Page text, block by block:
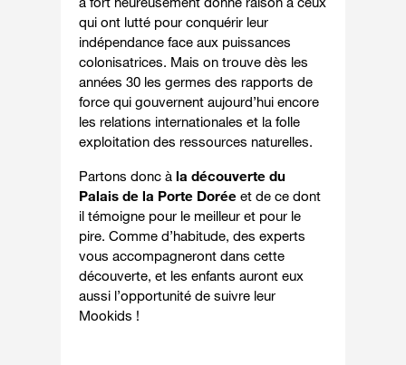
qui ont lutté pour conquérir leur
indépendance face aux puissances
colonisatrices. Mais on trouve dès les
années 30 les germes des rapports de
force qui gouvernent aujourd’hui encore
les relations internationales et la folle
exploitation des ressources naturelles.
Partons donc àla découverte du
Palais de la Porte Dorée et de ce dont
il témoigne pour le meilleur et pour le
pire. Comme d’habitude, des experts
vous accompagneront dans cette
découverte, et les enfants auront eux
aussi l’opportunité de suivre leur
Mookids !